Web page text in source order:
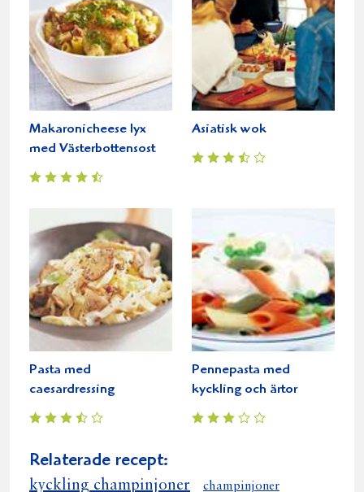
Makaronicheese lyx
med Västerbottensost
Asiatisk wok
Pasta med
caesardressing
Pennepasta med
kyckling och ärtor
Relaterade recept:
kyckling champinjoner champinjoner